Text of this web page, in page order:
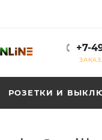
+7-
РОЗЕТКИ И